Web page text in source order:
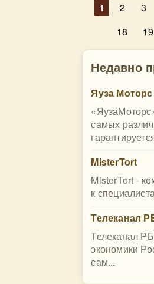
1 2 3
18
19
Недавно
Яуза Моторс
самых
MisterTort
MisterTort -
к
Телеканал
Телеканал
экономики
сам...